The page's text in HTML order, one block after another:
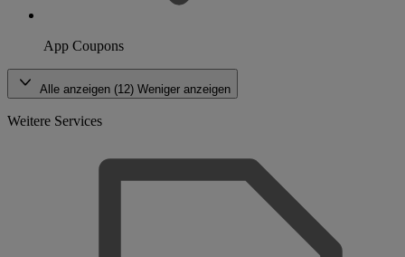
App Coupons
Alle anzeigen (12) Weniger anzeigen
Weitere Services